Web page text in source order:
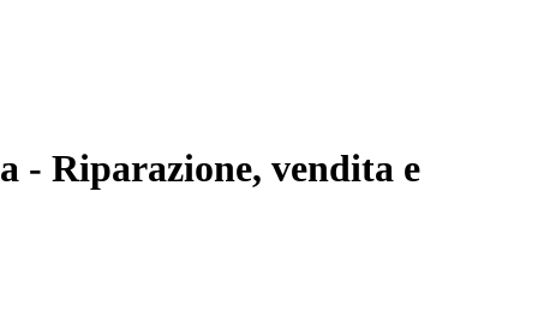
- Riparazione, vendita e